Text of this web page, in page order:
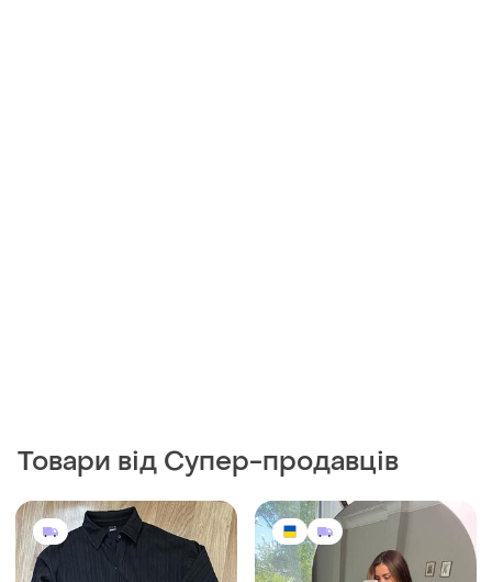
Товари від Супер-продавців